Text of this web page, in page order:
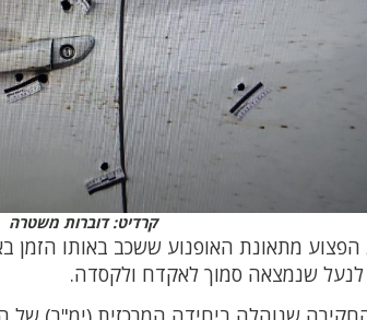
קרדיט: דוברות משטרה
מתאונת האופנוע ששכב באותו הזמן
שנמצאה סמוך לאקדח ולקסדה.